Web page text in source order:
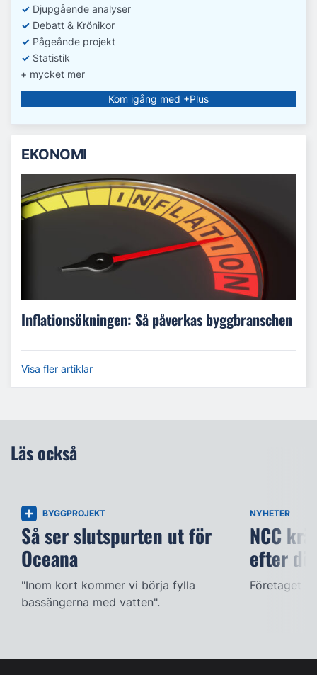
✓ Djupgående analyser
✓ Debatt & Krönikor
✓ Pågeånde projekt
✓ Statistik
+ mycket mer
Kom igång med +Plus
EKONOMI
Inflationsökningen: Så påverkas byggbranschen
Visa fler artiklar
Läs också
BYGGPROJEKT
Så ser slutspurten ut för
Oceana
"Inom kort kommer vi börja fylla
bassängerna med vatten".
NYHETER
NCC
efter
Företaget